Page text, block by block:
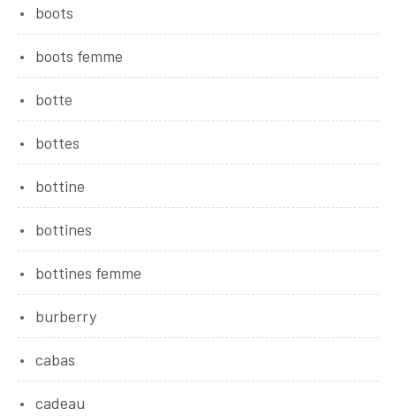
boots
boots femme
botte
bottes
bottine
bottines
bottines femme
burberry
cabas
cadeau